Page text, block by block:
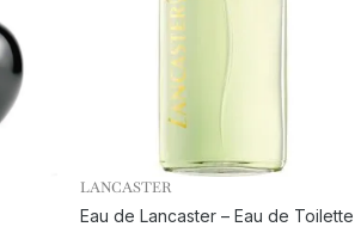
LANCASTER
Eau de Lancaster – Eau de Toilette